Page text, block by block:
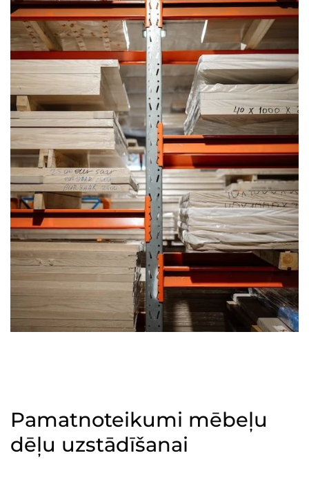
Pamatnoteikumi mēbeļu
dēļu uzstādīšanai